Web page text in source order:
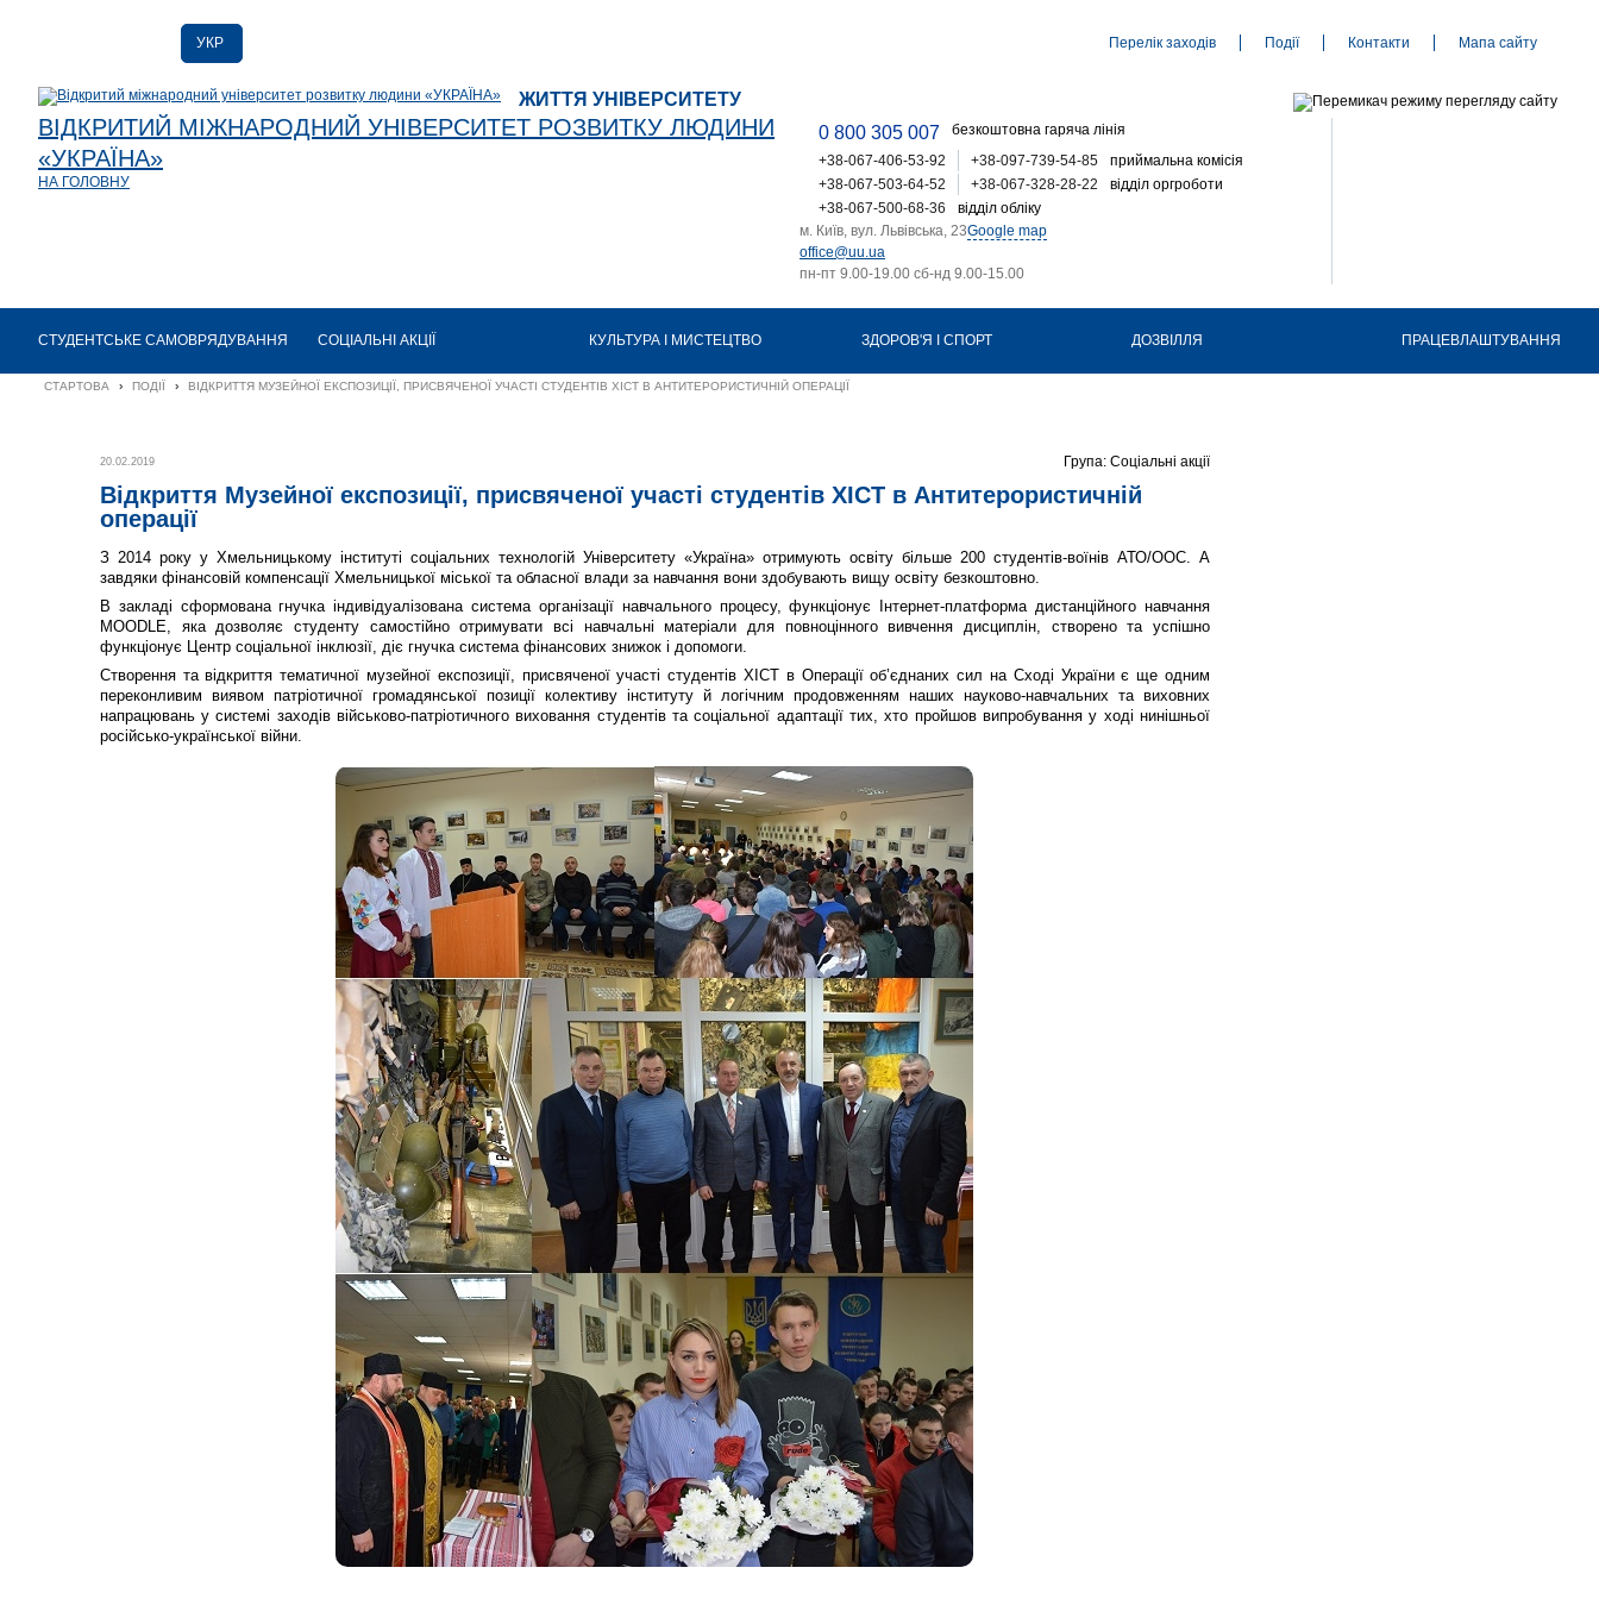
УКР
ENG
Перелік заходів Події Контакти Мапа сайту
ЖИТТЯ УНІВЕРСИТЕТУ
ВІДКРИТИЙ МІЖНАРОДНИЙ УНІВЕРСИТЕТ РОЗВИТКУ ЛЮДИНИ
«УКРАЇНА»
НА ГОЛОВНУ
0 800 305 007
безкоштовна гаряча лінія
приймальна комісія
+38-067-406-53-92
+38-097-739-54-85
відділ оргроботи
+38-067-503-64-52
+38-067-328-28-22
відділ обліку
+38-067-500-68-36
м. Київ, вул. Львівська, 23Google map
office@uu.ua
пн-пт 9.00-19.00 сб-нд 9.00-15.00
СТУДЕНТСЬКЕ САМОВРЯДУВАННЯ СОЦІАЛЬНІ АКЦІЇ КУЛЬТУРА І МИСТЕЦТВО ЗДОРОВ'Я І СПОРТ ДОЗВІЛЛЯ ПРАЦЕВЛАШТУВАННЯ
СТАРТОВА › ПОДІЇ › ВІДКРИТТЯ МУЗЕЙНОЇ ЕКСПОЗИЦІЇ, ПРИСВЯЧЕНОЇ УЧАСТІ СТУДЕНТІВ ХІСТ В АНТИТЕРОРИСТИЧНІЙ ОПЕРАЦІЇ
Група: Соціальні акції
20.02.2019
Відкриття Музейної експозиції, присвяченої участі студентів ХІСТ в Антитерористичній
операції
З 2014 року у Хмельницькому інституті соціальних технологій Університету «Україна» отримують освіту більше 200 студентів-воїнів АТО/ООС. А
завдяки фінансовій компенсації Хмельницької міської та обласної влади за навчання вони здобувають вищу освіту безкоштовно.
В закладі сформована гнучка індивідуалізована система організації навчального процесу, функціонує Інтернет-платформа дистанційного навчання
MOODLE, яка дозволяє студенту самостійно отримувати всі навчальні матеріали для повноцінного вивчення дисциплін, створено та успішно
функціонує Центр соціальної інклюзії, діє гнучка система фінансових знижок і допомоги.
Створення та відкриття тематичної музейної експозиції, присвяченої участі студентів ХІСТ в Операції об’єднаних сил на Сході України є ще одним
переконливим виявом патріотичної громадянської позиції колективу інституту й логічним продовженням наших науково-навчальних та виховних
напрацювань у системі заходів військово-патріотичного виховання студентів та соціальної адаптації тих, хто пройшов випробування у ході нинішньої
російсько-української війни.